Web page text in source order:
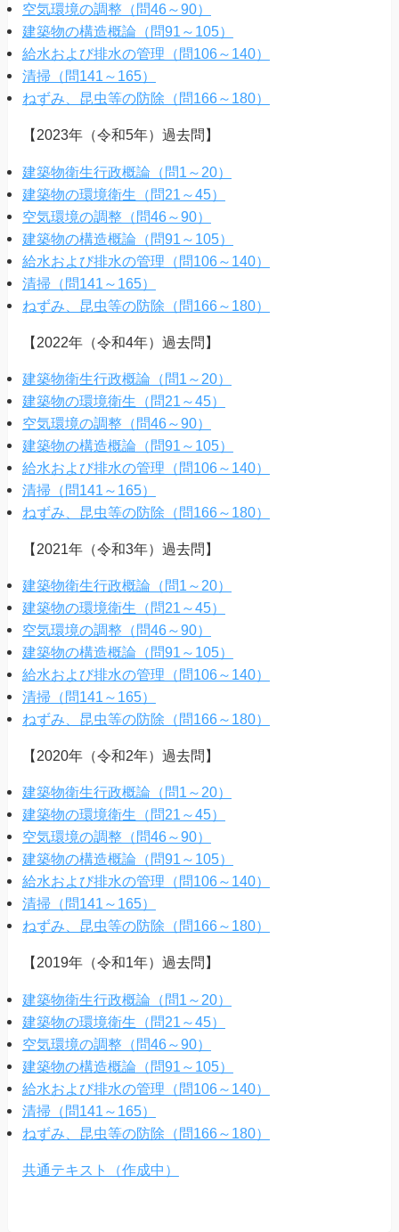
空気環境の調整（問46～90）
建築物の構造概論（問91～105）
給水および排水の管理（問106～140）
清掃（問141～165）
ねずみ、昆虫等の防除（問166～180）
【2023年（令和5年）過去問】
建築物衛生行政概論（問1～20）
建築物の環境衛生（問21～45）
空気環境の調整（問46～90）
建築物の構造概論（問91～105）
給水および排水の管理（問106～140）
清掃（問141～165）
ねずみ、昆虫等の防除（問166～180）
【2022年（令和4年）過去問】
建築物衛生行政概論（問1～20）
建築物の環境衛生（問21～45）
空気環境の調整（問46～90）
建築物の構造概論（問91～105）
給水および排水の管理（問106～140）
清掃（問141～165）
ねずみ、昆虫等の防除（問166～180）
【2021年（令和3年）過去問】
建築物衛生行政概論（問1～20）
建築物の環境衛生（問21～45）
空気環境の調整（問46～90）
建築物の構造概論（問91～105）
給水および排水の管理（問106～140）
清掃（問141～165）
ねずみ、昆虫等の防除（問166～180）
【2020年（令和2年）過去問】
建築物衛生行政概論（問1～20）
建築物の環境衛生（問21～45）
空気環境の調整（問46～90）
建築物の構造概論（問91～105）
給水および排水の管理（問106～140）
清掃（問141～165）
ねずみ、昆虫等の防除（問166～180）
【2019年（令和1年）過去問】
建築物衛生行政概論（問1～20）
建築物の環境衛生（問21～45）
空気環境の調整（問46～90）
建築物の構造概論（問91～105）
給水および排水の管理（問106～140）
清掃（問141～165）
ねずみ、昆虫等の防除（問166～180）
共通テキスト（作成中）